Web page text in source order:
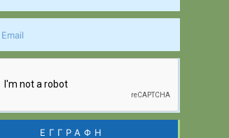
ΕΓΓΡΑΦΗ